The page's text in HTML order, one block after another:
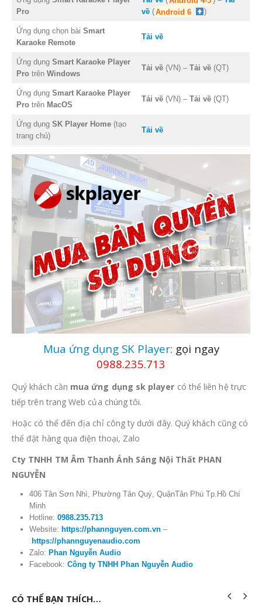
Pro
về(Android 6 )
Ứng dụng chọn bài Smart
Karaoke Remote
Tải về
Ứng dụng Smart Karaoke Player
Protrên Windows
Tải về(VN) – Tải về(QT)
Ứng dụng Smart Karaoke Player
Protrên MacOS
Tải về(VN) – Tải về(QT)
Ứng dụng SK Player Home(tạo
trang chủ)
Tải về
Mua ứng dụng SK Player: gọi ngay
0988.235.713
Quý khách cần mua ứng dụng sk player có thể liên hệ trực
tiếp trên trang Web của chúng tôi.
Hoặc có thể đến địa chỉ công ty dưới đây. Quý khách cũng có
thể đặt hàng qua điện thoại, Zalo
Cty TNHH TM Âm Thanh Ánh Sáng Nội Thất PHAN
NGUYỄN
406 Tân Sơn Nhì, Phường Tân Quý, QuậnTân Phú Tp.Hồ Chí
Minh
Hotline: 0988.235.713
Website: https://phannguyen.com.vn–
https://phannguyenaudio.com
Zalo: Phan Nguyễn Audio
Facebook: Công ty TNHH Phan Nguyễn Audio
CÓ THỂ BẠN THÍCH…